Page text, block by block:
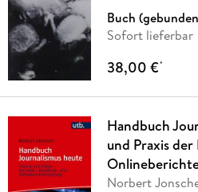
Buch
Sofort lieferbar
38,00 €*
Handbuch
und Praxis
Norbert